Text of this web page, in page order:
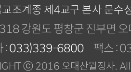
조계종 제4교구 본사 문수
강원도 평창군 진부면
:033)339-6800 팩스 :
ⓒ 2016 오대산월정사.